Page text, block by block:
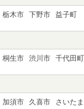
栃木市 下野市 益子町
桐生市 渋川市 千代田町
加須市 久喜市 さいた